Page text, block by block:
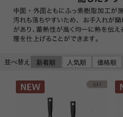
並べ替え 新着順 人気順 価格順